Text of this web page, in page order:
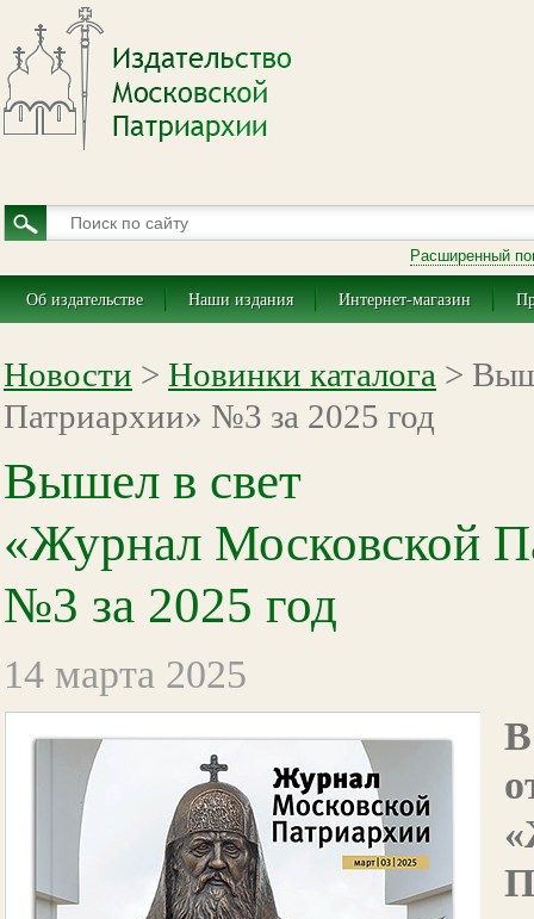
Расширенный
Об издательстве Наши издания Интернет-магазин
Новости > Новинки каталога >
Патриархии» №3 за 2025 год
Вышел в свет
«Журнал Московской
№3 за 2025 год
14 марта 2025